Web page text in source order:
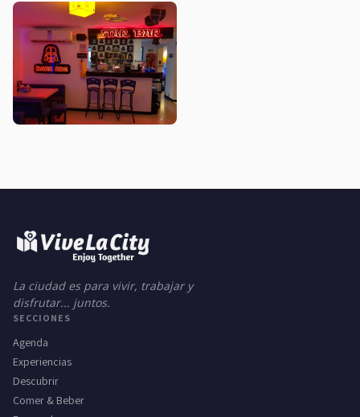
La ciudad es para vivir, trabajar y
disfrutar... juntos.
SECCIONES
Agenda
Experiencias
Descubrir
Comer & Beber